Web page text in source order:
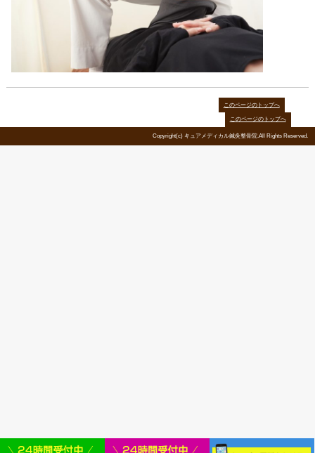
フラダンスで多く使うのが骨盤のま
わりの深層筋（しんそうきん）で
深層筋は背骨や骨盤を正しい位置に
ここが鍛えられることで姿勢の矯正
フラダンスのハンドモーションには